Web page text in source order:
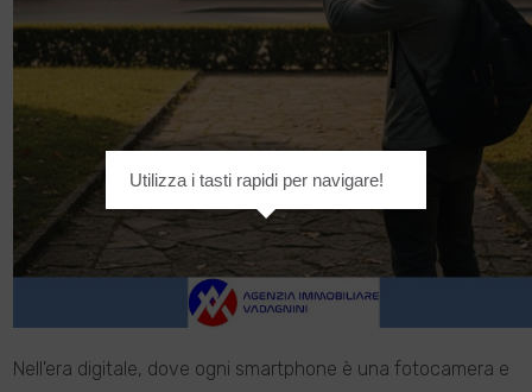
Nell'era digitale, dove ogni smartphone è una fotocamera e
Utilizza i tasti rapidi per navigare!